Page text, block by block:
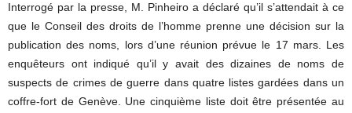
Interrogé par la presse, M. Pinheiro a déclaré qu’il s’attendait à ce
que le Conseil des droits de l’homme prenne une décision sur la
publication des noms, lors d’une réunion prévue le 17 mars. Les
enquêteurs ont indiqué qu’il y avait des dizaines de noms de
suspects de crimes de guerre dans quatre listes gardées dans un
coffre-fort de Genève. Une cinquième liste doit être présentée au